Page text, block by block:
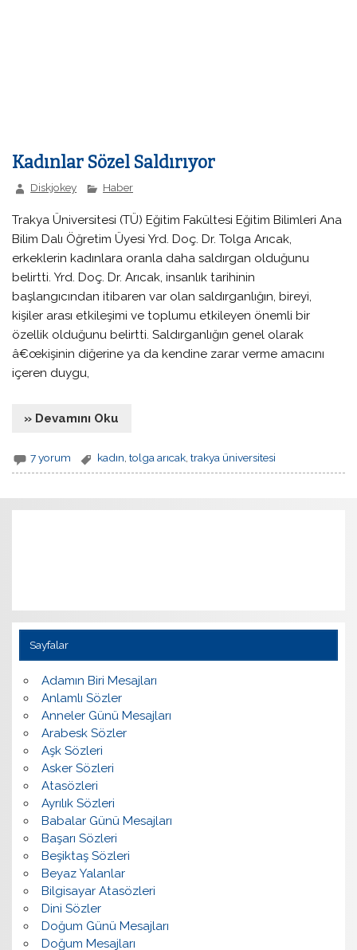
Kadınlar Sözel Saldırıyor
Diskjokey Haber
Trakya Üniversitesi (TÜ) Eğitim Fakültesi Eğitim Bilimleri Ana
Bilim Dalı Öğretim Üyesi Yrd. Doç. Dr. Tolga Arıcak,
erkeklerin kadınlara oranla daha saldırgan olduğunu
belirtti. Yrd. Doç. Dr. Arıcak, insanlık tarihinin
başlangıcından itibaren var olan saldırganlığın, bireyi,
kişiler arası etkileşimi ve toplumu etkileyen önemli bir
özellik olduğunu belirtti. Saldırganlığın genel olarak
â€œkişinin diğerine ya da kendine zarar verme amacını
içeren duygu,
» Devamını Oku
7 yorum kadın,tolga arıcak,trakya üniversitesi
Sayfalar
Adamın Biri Mesajları
Anlamlı Sözler
Anneler Günü Mesajları
Arabesk Sözler
Aşk Sözleri
Asker Sözleri
Atasözleri
Ayrılık Sözleri
Babalar Günü Mesajları
Başarı Sözleri
Beşiktaş Sözleri
Beyaz Yalanlar
Bilgisayar Atasözleri
Dini Sözler
Doğum Günü Mesajları
Doğum Mesajları